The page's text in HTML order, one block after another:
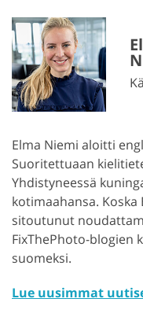
Elma Niemi aloitti
Suoritettuaan
Yhdistyneessä
kotimaahansa.
sitoutunut
FixThePhoto-blogien
suomeksi.
Lue uusimmat